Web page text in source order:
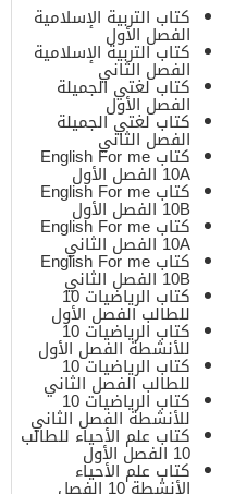
كتاب التربية الإسلامية
الفصل الأول
كتاب التربية الإسلامية
الفصل الثاني
كتاب لغتي الجميلة
الفصل الأول
كتاب لغتي الجميلة
الفصل الثاني
كتاب English For me
10A الفصل الأول
كتاب English For me
10B الفصل الأول
كتاب English For me
10A الفصل الثاني
كتاب English For me
10B الفصل الثاني
كتاب الرياضيات 10
للطالب الفصل الأول
كتاب الرياضيات 10
للأنشطة الفصل الأول
كتاب الرياضيات 10
للطالب الفصل الثاني
كتاب الرياضيات 10
للأنشطة الفصل الثاني
كتاب علم الأحياء للطالب
10 الفصل الأول
كتاب علم الأحياء